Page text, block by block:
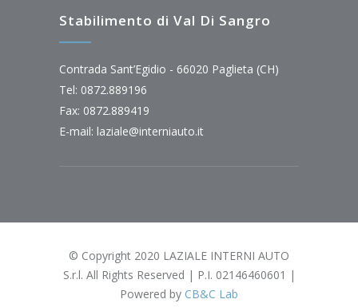
Stabilimento di Val Di Sangro
Contrada Sant’Egidio - 66020 Paglieta (CH)
Tel: 0872.889196
Fax: 0872.889419
E-mail: laziale@interniauto.it
© Copyright 2020 LAZIALE INTERNI AUTO
S.r.l. All Rights Reserved | P.I. 02146460601 |
Powered by CB&C Lab